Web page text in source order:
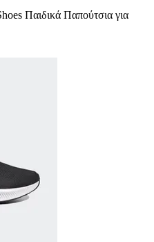
Παιδικά Παπούτσια για